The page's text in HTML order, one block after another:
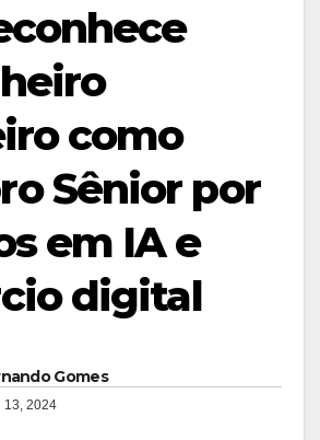
como
Sênior por
em IA e
digital
Gomes
13, 2024